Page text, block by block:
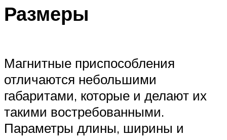
Размеры
Магнитные приспособления
отличаются небольшими
габаритами, которые и делают их
такими востребованными.
Параметры длины, ширины и